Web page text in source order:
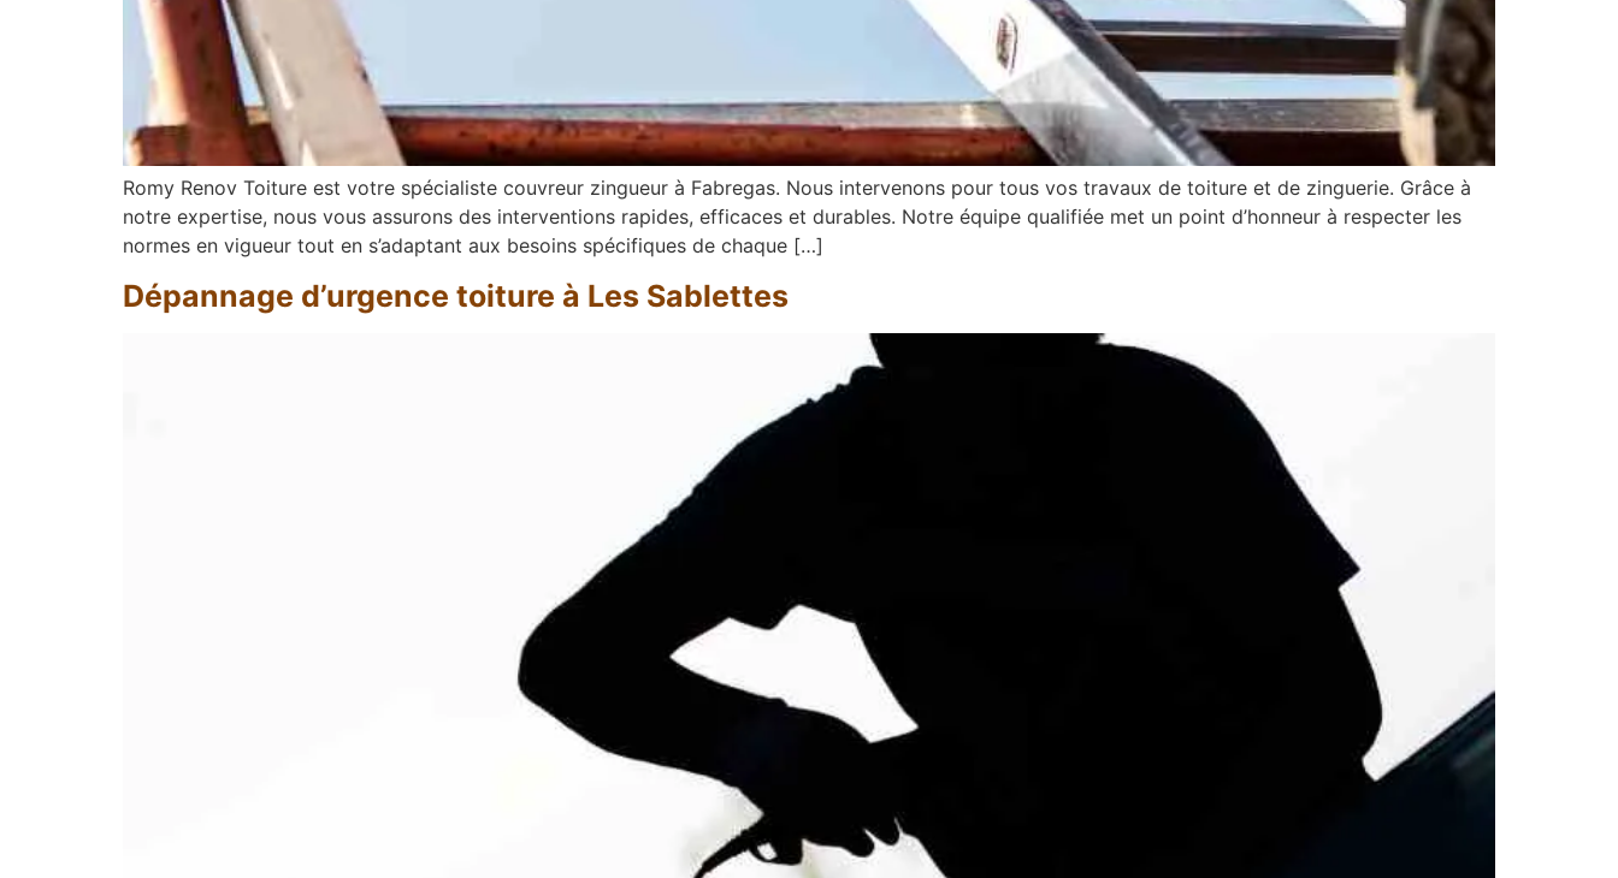
Romy Renov Toiture est votre spécialiste couvreur zingueur à Fabregas. Nous intervenons pour tous vos travaux de toiture et de zinguerie. Grâce à
notre expertise, nous vous assurons des interventions rapides, efficaces et durables. Notre équipe qualifiée met un point d’honneur à respecter les
normes en vigueur tout en s’adaptant aux besoins spécifiques de chaque […]
Dépannage d’urgence toiture à Les Sablettes